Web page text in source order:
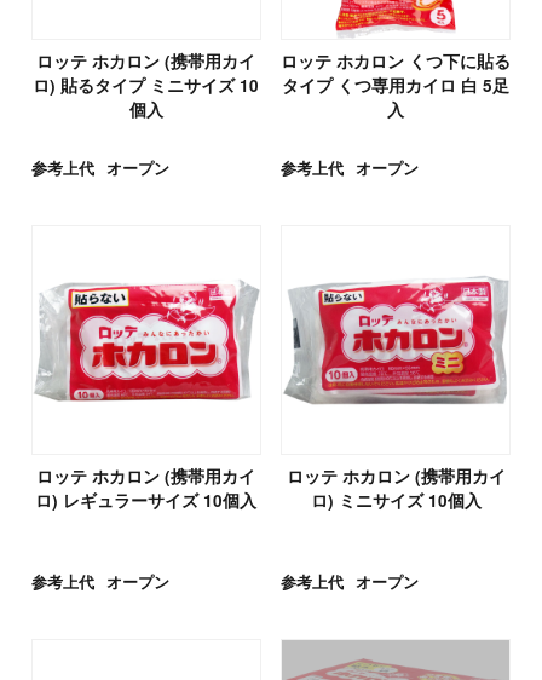
ロッテ ホカロン (携帯用カイ
ロ) 貼るタイプ ミニサイズ 10
個入
参考上代 オープン
ロッテ ホカロン くつ下に貼る
タイプ くつ専用カイロ 白 5足
入
参考上代 オープン
ロッテ ホカロン (携帯用カイ
ロ) レギュラーサイズ 10個入
参考上代 オープン
ロッテ ホカロン (携帯用カイ
ロ) ミニサイズ 10個入
参考上代 オープン